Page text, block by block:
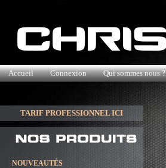
Accueil Connexion Qui sommes nous ?
TARIF PROFESSIONNEL ICI
NOUVEAUTÉS